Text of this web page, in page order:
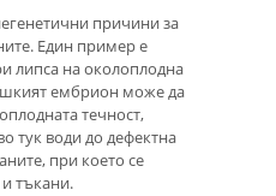
причини за
Един пример е
липса на околоплодна
ембрион може да
течност,
тук води до дефектна
при което се
и тъкани.